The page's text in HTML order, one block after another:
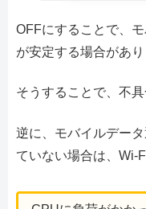
OFFにすることで、
が安定する場合があり
そうすることで、不
逆に、モバイルデー
ていない場合は、Wi-